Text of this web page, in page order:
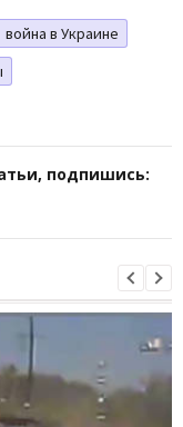
война в Украине
подпишись: